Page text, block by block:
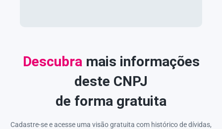
Descubramais informações
deste CNPJ
de forma gratuita
Cadastre-se e acesse uma visão gratuita com histórico de dívidas,